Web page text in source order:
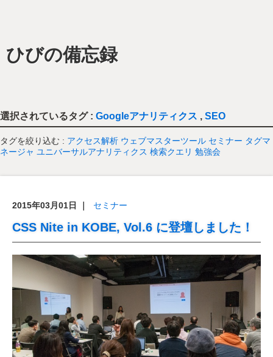
ひびの備忘録
選択されているタグ : Googleアナリティクス , SEO
タグを絞り込む : アクセス解析 ウェブマスターツール セミナー タグマ
ネージャ ユニバーサルアナリティクス 検索クエリ 勉強会
2015年03月01日 セミナー
CSS Nite in KOBE, Vol.6 に登壇しました！